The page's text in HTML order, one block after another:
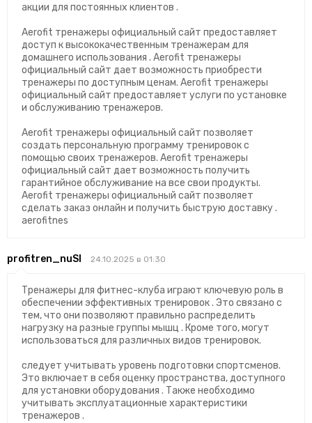
акции для постоянных клиентов .
Aerofit тренажеры официальный сайт предоставляет
доступ к высококачественным тренажерам для
домашнего использования . Aerofit тренажеры
официальный сайт дает возможность приобрести
тренажеры по доступным ценам. Aerofit тренажеры
официальный сайт предоставляет услуги по установке
и обслуживанию тренажеров.
Aerofit тренажеры официальный сайт позволяет
создать персональную программу тренировок с
помощью своих тренажеров. Aerofit тренажеры
официальный сайт дает возможность получить
гарантийное обслуживание на все свои продукты.
Aerofit тренажеры официальный сайт позволяет
сделать заказ онлайн и получить быструю доставку .
aerofitnes
profitren_nuSl 24.10.2025 в 01:30
Тренажеры для фитнес-клуба играют ключевую роль в
обеспечении эффективных тренировок . Это связано с
тем, что они позволяют правильно распределить
нагрузку на разные группы мышц . Кроме того, могут
использоваться для различных видов тренировок.
следует учитывать уровень подготовки спортсменов.
Это включает в себя оценку пространства, доступного
для установки оборудования . Также необходимо
учитывать эксплуатационные характеристики
тренажеров .